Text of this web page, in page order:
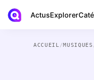
ActusExplorer
ACCUEIL /MUSIQUES